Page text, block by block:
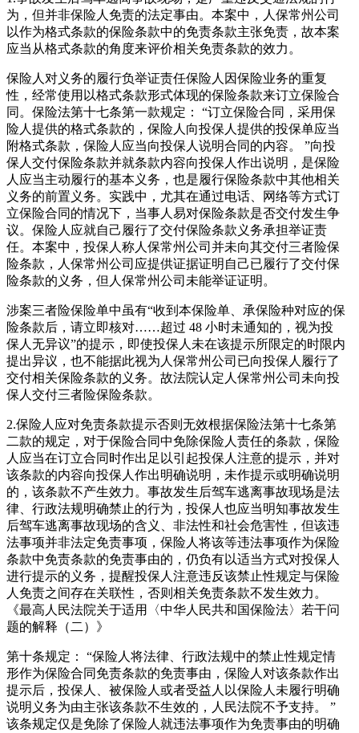
为，但并非保险人免责的法定事由。本案中，人保常州公司
以作为格式条款的保险条款中的免责条款主张免责，故本案
应当从格式条款的角度来评价相关免责条款的效力。
保险人对义务的履行负举证责任保险人因保险业务的重复
性，经常使用以格式条款形式体现的保险条款来订立保险合
同。保险法第十七条第一款规定： “订立保险合同，采用保
险人提供的格式条款的，保险人向投保人提供的投保单应当
附格式条款，保险人应当向投保人说明合同的内容。 ”向投
保人交付保险条款并就条款内容向投保人作出说明，是保险
人应当主动履行的基本义务，也是履行保险条款中其他相关
义务的前置义务。实践中，尤其在通过电话、网络等方式订
立保险合同的情况下，当事人易对保险条款是否交付发生争
议。保险人应就自己履行了交付保险条款义务承担举证责
任。本案中，投保人称人保常州公司并未向其交付三者险保
险条款，人保常州公司应提供证据证明自己已履行了交付保
险条款的义务，但人保常州公司未能举证证明。
涉案三者险保险单中虽有“收到本保险单、承保险种对应的保
险条款后，请立即核对……超过 48 小时未通知的，视为投
保人无异议”的提示，即使投保人未在该提示所限定的时限内
提出异议，也不能据此视为人保常州公司已向投保人履行了
交付相关保险条款的义务。故法院认定人保常州公司未向投
保人交付三者险保险条款。
2.保险人应对免责条款提示否则无效根据保险法第十七条第
二款的规定，对于保险合同中免除保险人责任的条款，保险
人应当在订立合同时作出足以引起投保人注意的提示，并对
该条款的内容向投保人作出明确说明，未作提示或明确说明
的，该条款不产生效力。事故发生后驾车逃离事故现场是法
律、行政法规明确禁止的行为，投保人也应当明知事故发生
后驾车逃离事故现场的含义、非法性和社会危害性，但该违
法事项并非法定免责事项，保险人将该等违法事项作为保险
条款中免责条款的免责事由的，仍负有以适当方式对投保人
进行提示的义务，提醒投保人注意违反该禁止性规定与保险
人免责之间存在关联性，否则相关免责条款不发生效力。
《最高人民法院关于适用〈中华人民共和国保险法〉若干问
题的解释（二）》
第十条规定： “保险人将法律、行政法规中的禁止性规定情
形作为保险合同免责条款的免责事由，保险人对该条款作出
提示后，投保人、被保险人或者受益人以保险人未履行明确
说明义务为由主张该条款不生效的，人民法院不予支持。 ”
该条规定仅是免除了保险人就违法事项作为免责事由的明确